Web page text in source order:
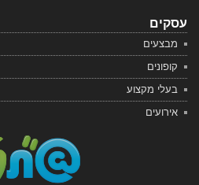
עסקים
מבצעים
קופונים
בעלי מקצוע
אירועים